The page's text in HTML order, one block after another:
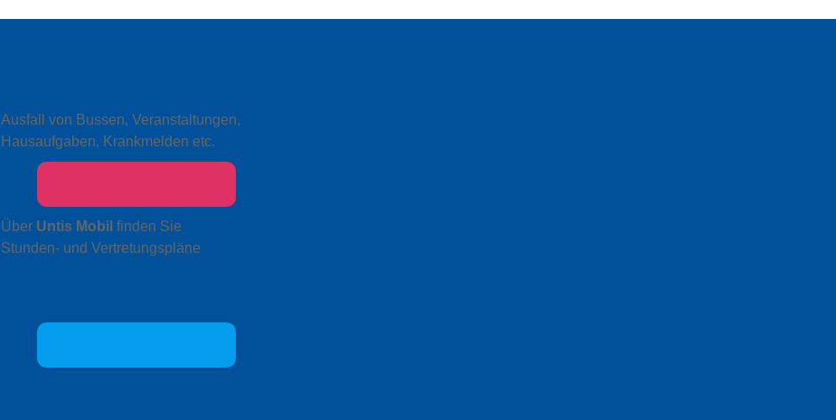
Ausfall von Bussen, Veranstaltungen,
Hausaufgaben, Krankmelden etc.
Über Untis Mobil finden Sie
Stunden- und Vertretungspläne